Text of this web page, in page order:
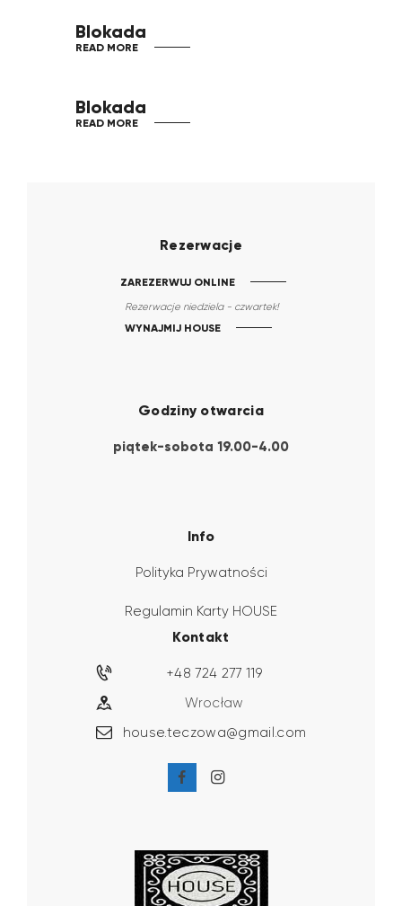
Blokada
READ MORE
Blokada
READ MORE
Rezerwacje
ZAREZERWUJ ONLINE
Rezerwacje niedziela - czwartek!
WYNAJMIJ HOUSE
Godziny otwarcia
piątek-sobota 19.00-4.00
Info
Polityka Prywatności
Regulamin Karty HOUSE
Kontakt
Wrocław
house.teczowa@gmail.com
+48 724 277 119